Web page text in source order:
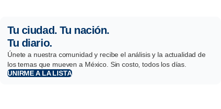
Tu ciudad. Tu nación.
Tu diario.
Únete a nuestra comunidad y recibe el análisis y la actualidad de
los temas que mueven a México. Sin costo, todos los días.
UNIRME A LA LISTA